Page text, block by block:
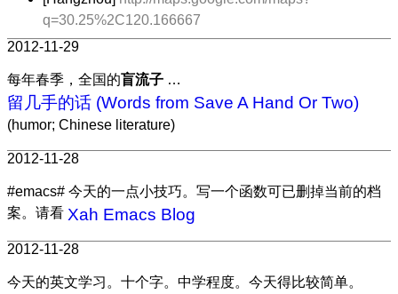
q=30.25%2C120.166667
2012-11-29
每年春季，全国的盲流子 …
留几手的话 (Words from Save A Hand Or Two)
(humor; Chinese literature)
2012-11-28
#emacs# 今天的一点小技巧。写一个函数可已删掉当前的档
案。请看 Xah Emacs Blog
2012-11-28
今天的英文学习。十个字。中学程度。今天得比较简单。